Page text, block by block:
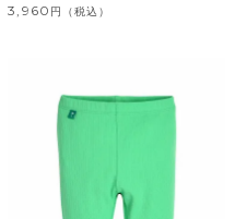
3,960 円 （税込）